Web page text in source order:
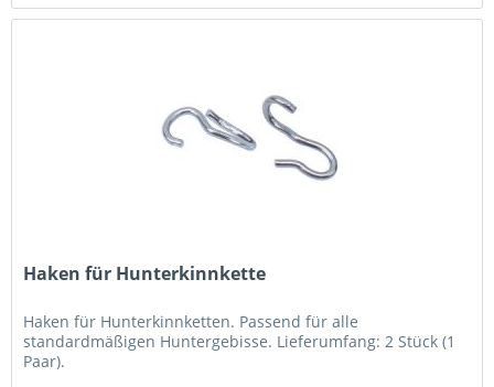
Haken für Hunterkinnkette
Haken für Hunterkinnketten. Passend für alle
standardmäßigen Huntergebisse. Lieferumfang: 2 Stück (1
Paar).